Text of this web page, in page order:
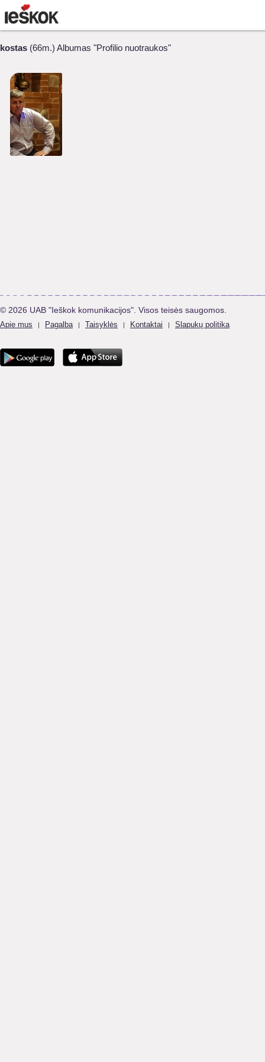
kostas (66m.) Albumas "Profilio nuotraukos"
© 2026 UAB "Ieškok komunikacijos". Visos teisės saugomos.
Apie mus | Pagalba | Taisyklės | Kontaktai | Slapukų politika